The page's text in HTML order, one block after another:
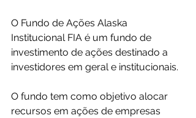
O Fundo de Ações Alaska
Institucional FIA é um fundo de
investimento de ações destinado a
investidores em geral e institucionais.
O fundo tem como objetivo alocar
recursos em ações de empresas